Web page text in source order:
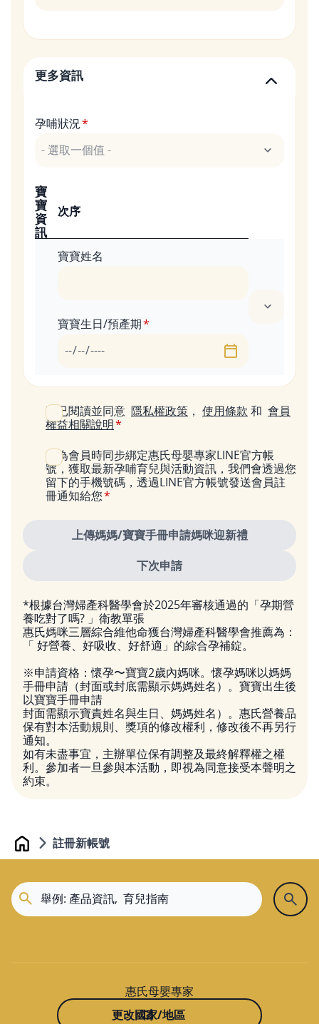
更多資訊
孕哺狀況
寶
寶
資
訊
次序
寶寶姓名
寶寶生日/預產期
我已閱讀並同意 隱私權政策 ， 使用條款 和 會員
權益相關說明
成為會員時同步綁定惠氏母嬰專家LINE官方帳
號，獲取最新孕哺育兒與活動資訊，我們會透過您
留下的手機號碼，透過LINE官方帳號發送會員註
冊通知給您
*根據台灣婦產科醫學會於2025年審核通過的「孕期營
養吃對了嗎? 」衛教單張
惠氏媽咪三層綜合維他命獲台灣婦產科醫學會推薦為：
「 好營養、好吸收、好舒適」的綜合孕補錠。
※申請資格：懷孕〜寶寶2歲內媽咪。懷孕媽咪以媽媽
手冊申請（封面或封底需顯示媽媽姓名）。寶寶出生後
以寶寶手冊申請
封面需顯示寶責姓名與生日、媽媽姓名）。惠氏營養品
保有對本活動規則、獎項的修改權利，修改後不再另行
通知。
如有未盡事宜，主辦單位保有調整及最終解釋權之權
利。參加者一旦參與本活動，即視為同意接受本聲明之
約束。
Home 註冊新帳號
惠氏母嬰專家
更改國家/地區